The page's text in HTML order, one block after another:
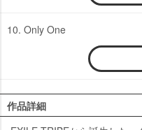
10. Only One
作品詳細